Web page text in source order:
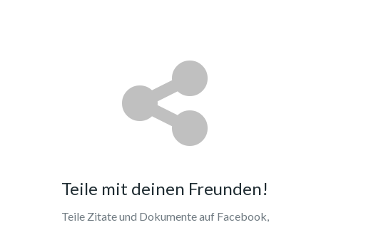
Teile mit deinen Freunden!
Teile Zitate und Dokumente auf Facebook,